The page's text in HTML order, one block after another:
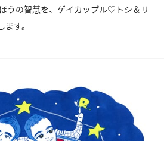
うの智慧を、ゲイカップル♡トシ＆リ
す。